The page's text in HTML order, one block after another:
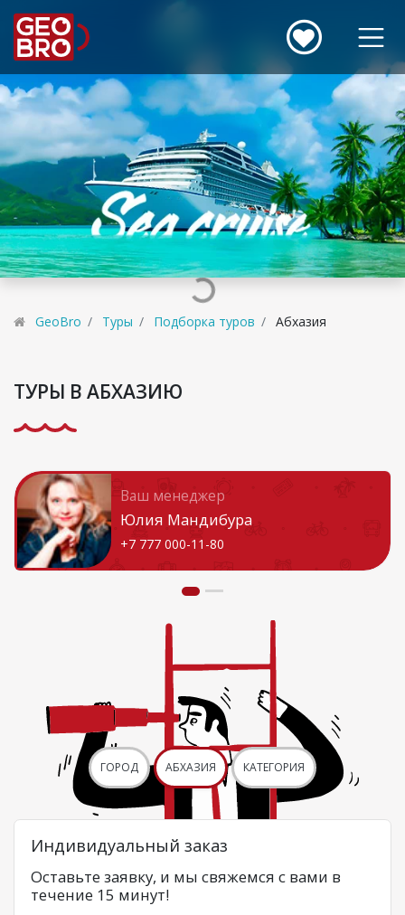
GeoBro Туры Подборка туров Абхазия
ТУРЫ В АБХАЗИЮ
Индивидуальный заказ
Оставьте заявку, и мы свяжемся с вами в
течение 15 минут!
Ваш менеджер
Юлия Мандибура
+7 777 000-11-80
ГОРОД АБХАЗИЯ КАТЕГОРИЯ